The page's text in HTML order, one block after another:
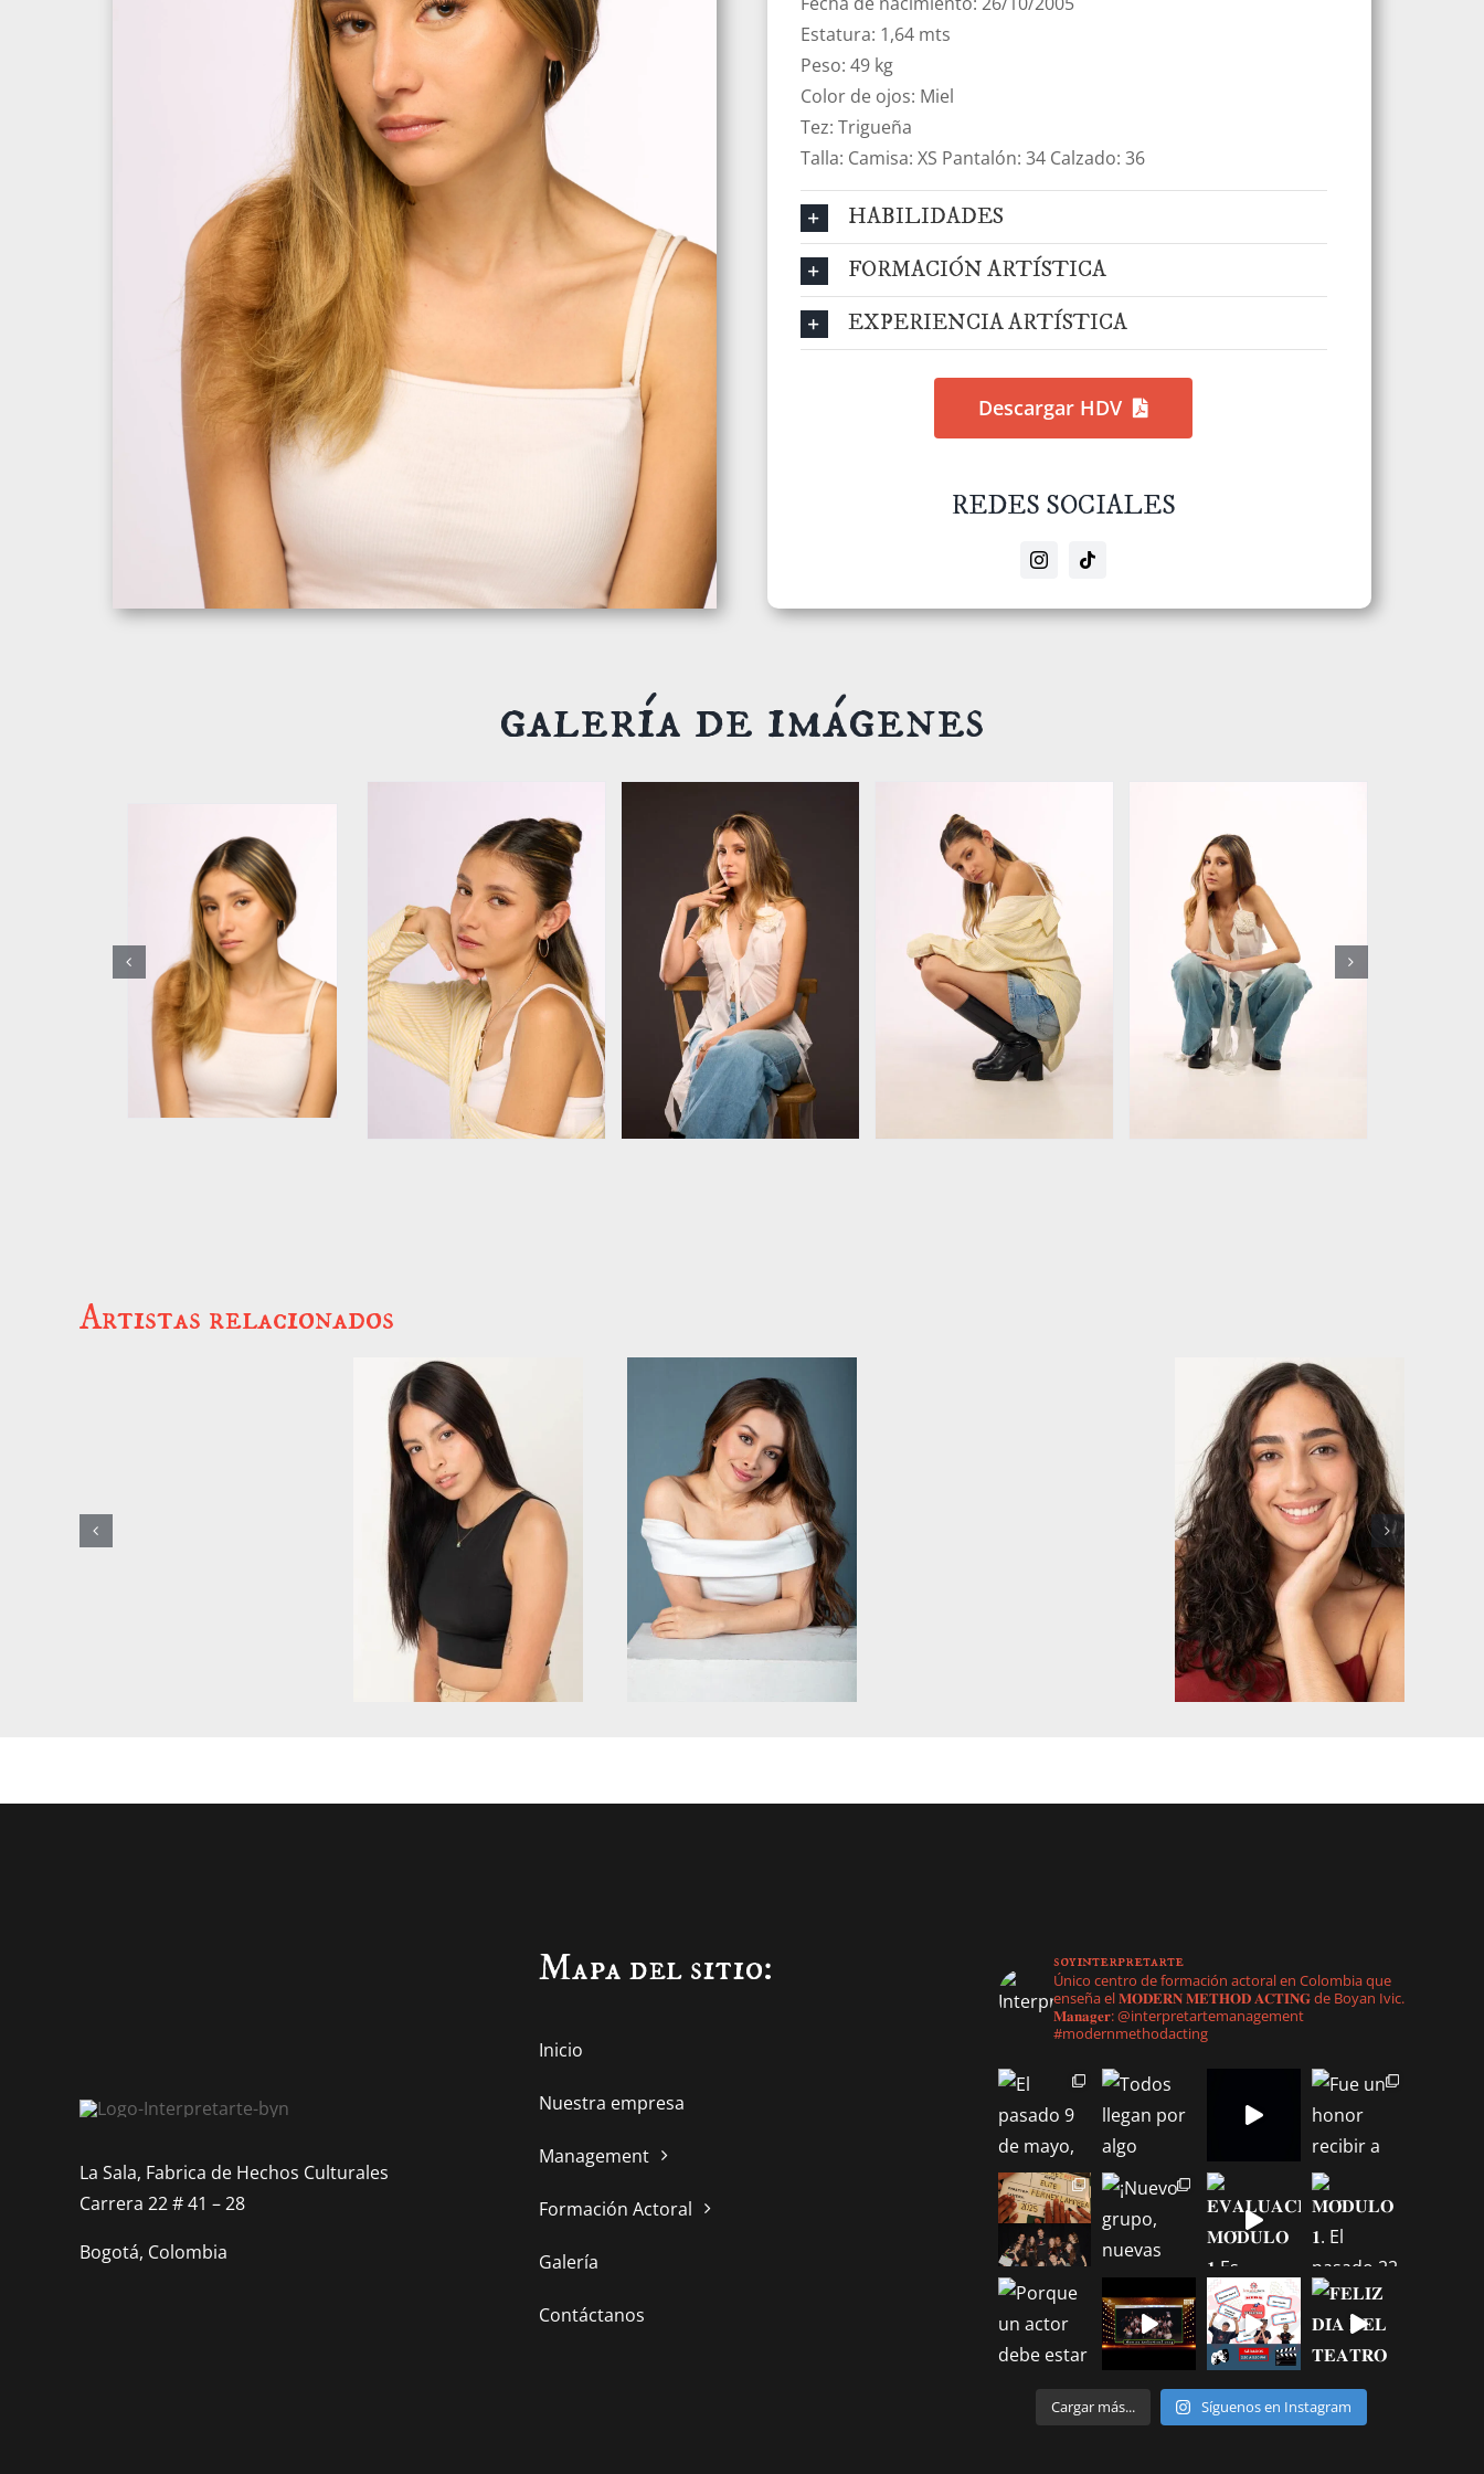
Estatura: 1,64 mts
Peso: 49 kg
Color de ojos: Miel
Tez: Trigueña
Talla: Camisa: XS Pantalón: 34 Calzado: 36
HABILIDADES
FORMACIÓN ARTÍSTICA
EXPERIENCIA ARTÍSTICA
Descargar HDV
REDES SOCIALES
galería de imágenes
Artistas relacionados
La Sala, Fabrica de Hechos Culturales
Carrera 22 # 41 – 28
Bogotá, Colombia
Mapa del sitio:
Inicio
Nuestra empresa
Management
Formación Actoral
Galería
Contáctanos
soyinterpretarte
Único centro de formación actoral en Colombia que
enseña el 𝐌𝐎𝐃𝐄𝐑𝐍 𝐌𝐄𝐓𝐇𝐎𝐃 𝐀𝐂𝐓𝐈𝐍𝐆 de Boyan Ivic.
𝐌𝐚𝐧𝐚𝐠𝐞𝐫: @interpretartemanagement
#modernmethodacting
Cargar más... Síguenos en Instagram